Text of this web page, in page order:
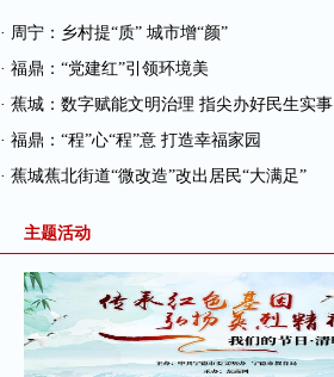
· 周宁：乡村提“质” 城市增“颜”
· 福鼎：“党建红”引领环境美
· 蕉城：数字赋能文明治理 指尖办好民生实事
· 福鼎：“程”心“程”意 打造幸福家园
· 蕉城蕉北街道“微改造”改出居民“大满足”
主题活动